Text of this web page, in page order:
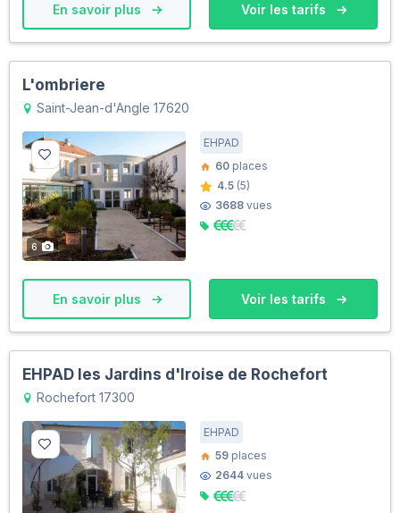
En savoir plus Voir les tarifs
L'ombriere
Saint-Jean-d'Angle 17620
6
EHPAD
60 places
4.5 (5)
3688 vues
En savoir plus Voir les tarifs
EHPAD les Jardins d'Iroise de Rochefort
Rochefort 17300
EHPAD
59 places
2644 vues